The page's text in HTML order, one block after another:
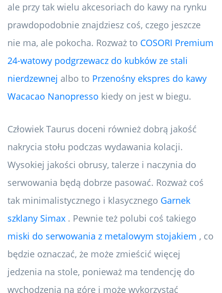
ale przy tak wielu akcesoriach do kawy na rynku
prawdopodobnie znajdziesz coś, czego jeszcze
nie ma, ale pokocha. Rozważ to COSORI Premium
24-watowy podgrzewacz do kubków ze stali
nierdzewnej albo to Przenośny ekspres do kawy
Wacacao Nanopresso kiedy on jest w biegu.
Człowiek Taurus doceni również dobrą jakość
nakrycia stołu podczas wydawania kolacji.
Wysokiej jakości obrusy, talerze i naczynia do
serwowania będą dobrze pasować. Rozważ coś
tak minimalistycznego i klasycznego Garnek
szklany Simax . Pewnie też polubi coś takiego
miski do serwowania z metalowym stojakiem , co
będzie oznaczać, że może zmieścić więcej
jedzenia na stole, ponieważ ma tendencję do
wychodzenia na górę i może wykorzystać